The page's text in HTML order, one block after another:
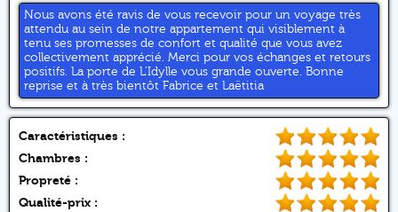
Nous avons été ravis de vous recevoir pour un voyage très
attendu au sein de notre appartement qui visiblement à
tenu ses promesses de confort et qualité que vous avez
collectivement apprécié. Merci pour vos échanges et retours
positifs. La porte de L’Idylle vous grande ouverte. Bonne
reprise et à très bientôt Fabrice et Laëtitia
Caractéristiques :
Chambres :
Propreté :
Qualité-prix :